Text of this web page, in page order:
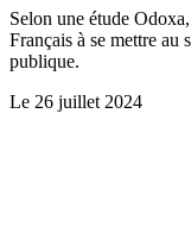
Selon une étude
Français à se mettre au
publique.
Le 26 juillet 2024